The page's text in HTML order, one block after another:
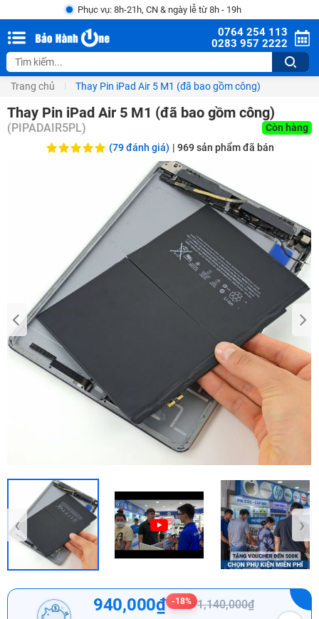
Phục vụ: 8h-21h, CN & ngày lễ từ 8h - 19h
0764 254 113
0283 957 2222
Trang chủ Thay Pin iPad Air 5 M1 (đã bao gồm công)
Thay Pin iPad Air 5 M1 (đã bao gồm công)
(PIPADAIR5PL)
Còn hàng
(79 đánh giá) | 969sản phẩm đã bán
‹ ›
940,000₫ -18% 1,140,000₫